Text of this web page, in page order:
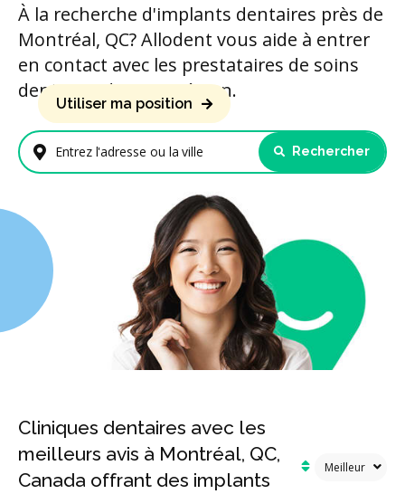
À la recherche d'implants dentaires près de
Montréal, QC? Allodent vous aide à entrer
en contact avec les prestataires de soins
dentaires de votre région.
Entrez l'adresse ou la ville
Utiliser ma position
Rechercher
Cliniques dentaires avec les
meilleurs avis à Montréal, QC,
Canada offrant des implants